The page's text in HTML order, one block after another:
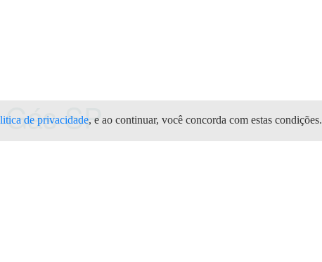
GásSP
de privacidade, e ao continuar, você concorda com estas condições.